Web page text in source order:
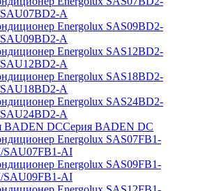
A
Energolux SAS09BD2-
A
Energolux SAS12BD2-
A
Energolux SAS18BD2-
A
Energolux SAS24BD2-
A
Серия BADEN DC
Energolux SAS07FB1-
SAU07FB1-AI
Energolux SAS09FB1-
SAU09FB1-AI